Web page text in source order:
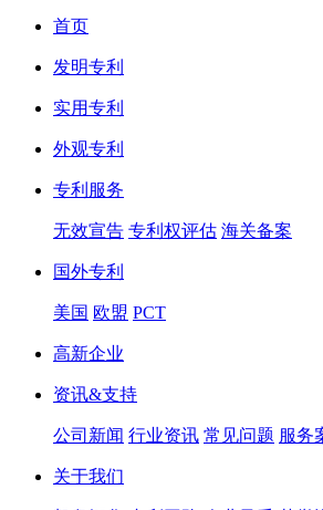
首页
发明专利
实用专利
外观专利
专利服务
无效宣告 专利权评估 海关备案
国外专利
美国 欧盟 PCT
高新企业
资讯&支持
公司新闻 行业资讯 常见问题 服务
关于我们